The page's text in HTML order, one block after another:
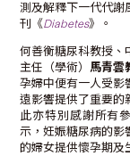
測及解釋下一代代謝
刊《Diabetes》。
何善衡糖尿科教授、
主任（學術）馬青雲
孕婦中便有一人受影
遠影響提供了重要的
此亦特別感謝所有
示，妊娠糖尿病的影
的婦女提供懷孕期及